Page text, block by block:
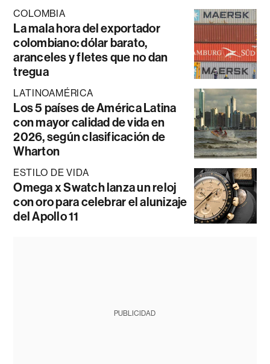
COLOMBIA
La mala hora del exportador
colombiano: dólar barato,
aranceles y fletes que no dan
tregua
LATINOAMÉRICA
Los 5 países de América Latina
con mayor calidad de vida en
2026, según clasificación de
Wharton
ESTILO DE VIDA
Omega x Swatch lanza un reloj
con oro para celebrar el alunizaje
del Apollo 11
PUBLICIDAD